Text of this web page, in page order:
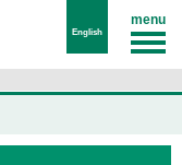
English
menu